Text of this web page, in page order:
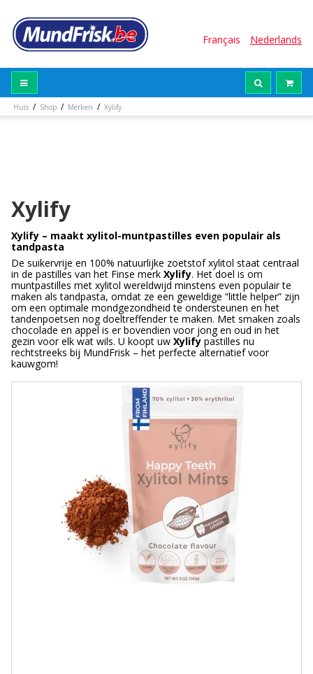
Français Nederlands
Huis / Shop / Merken / Xylify
Xylify
Xylify – maakt xylitol-muntpastilles even populair als
tandpasta
De suikervrije en 100% natuurlijke zoetstof xylitol staat centraal
in de pastilles van het Finse merk Xylify. Het doel is om
muntpastilles met xylitol wereldwijd minstens even populair te
maken als tandpasta, omdat ze een geweldige “little helper” zijn
om een optimale mondgezondheid te ondersteunen en het
tandenpoetsen nog doeltreffender te maken. Met smaken zoals
chocolade en appel is er bovendien voor jong en oud in het
gezin voor elk wat wils. U koopt uw Xylify pastilles nu
rechtstreeks bij MundFrisk – het perfecte alternatief voor
kauwgom!